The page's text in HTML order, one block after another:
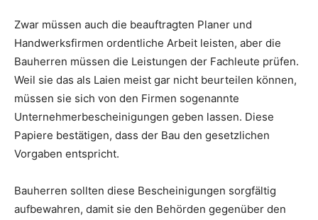
Zwar müssen auch die beauftragten Planer und
Handwerksfirmen ordentliche Arbeit leisten, aber die
Bauherren müssen die Leistungen der Fachleute prüfen.
Weil sie das als Laien meist gar nicht beurteilen können,
müssen sie sich von den Firmen sogenannte
Unternehmerbescheinigungen geben lassen. Diese
Papiere bestätigen, dass der Bau den gesetzlichen
Vorgaben entspricht.
Bauherren sollten diese Bescheinigungen sorgfältig
aufbewahren, damit sie den Behörden gegenüber den